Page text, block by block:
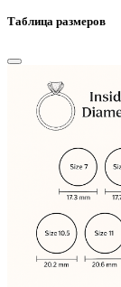
Таблица размеров